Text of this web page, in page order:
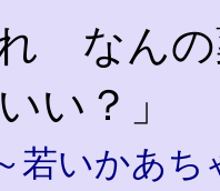
なんの
い？」
若いかあち